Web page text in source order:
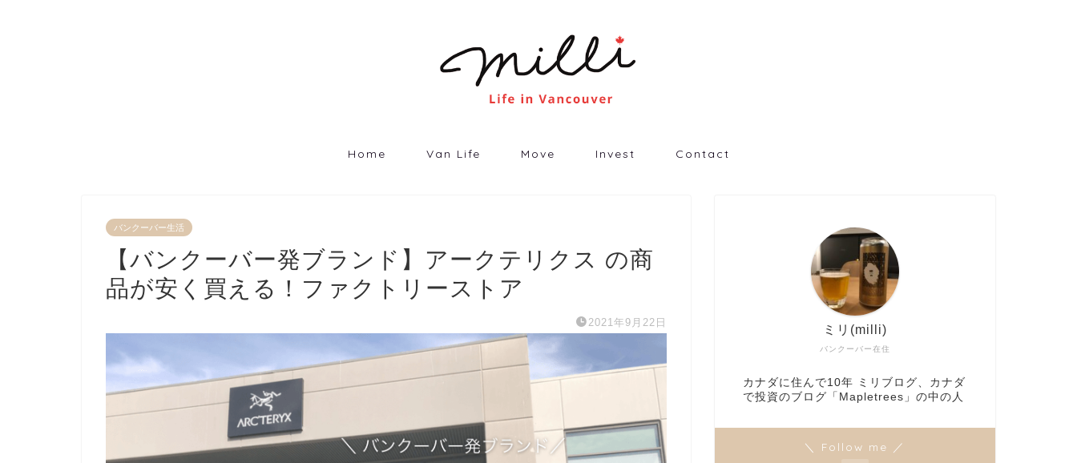
Home Van Life Move Invest Contact
バンクーバー生活
【バンクーバー発ブランド】アークテリクス の商
品が安く買える！ファクトリーストア
2021年9月22日
バンクーバー在住
ミリ(milli)
カナダに住んで10年 ミリブログ、カナダ
で投資のブログ「Mapletrees」の中の人
＼ Follow me ／